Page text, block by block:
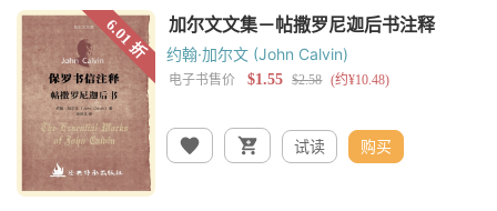
约翰·加尔文 (John Calvin)
试读 购买